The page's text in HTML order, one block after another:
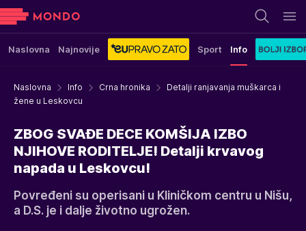
Naslovna Najnovije Sport Info
Naslovna Info Crna hronika
Detalji ranjavanja muškarca i
žene u Leskovcu
ZBOG SVAĐE DECE KOMŠIJA IZBO
NJIHOVE RODITELJE! Detalji krvavog
napada u Leskovcu!
Povređeni su operisani u Kliničkom centru u Nišu,
a D.S. je i dalje životno ugrožen.